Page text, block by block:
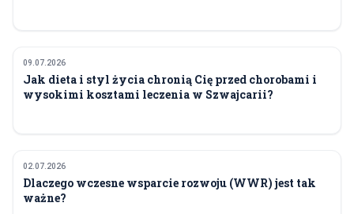
ZDROWIE
09.07.2026
Jak dieta i styl życia chronią Cię przed chorobami i
wysokimi kosztami leczenia w Szwajcarii?
ZDROWIE
02.07.2026
Dlaczego wczesne wsparcie rozwoju (WWR) jest tak
ważne?